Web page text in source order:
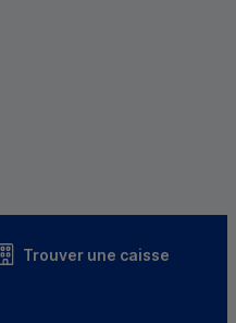
Trouver une caisse